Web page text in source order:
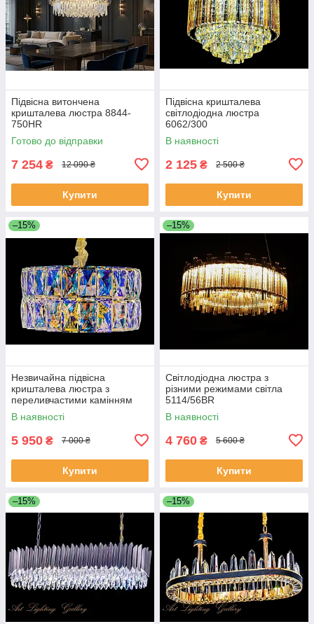
Підвісна витончена
кришталева люстра 8844-
750HR
Готово до відправки
7 254 ₴ 12 090 ₴
Купити
Підвісна кришталева
світлодіодна люстра
6062/300
В наявності
2 125 ₴ 2 500 ₴
Купити
–15%
Незвичайна підвісна
кришталева люстра з
переливчастими камінням
J028/500
В наявності
5 950 ₴ 7 000 ₴
Купити
–15%
Світлодіодна люстра з
різними режимами світла
5114/56BR
В наявності
4 760 ₴ 5 600 ₴
Купити
–15% –15%